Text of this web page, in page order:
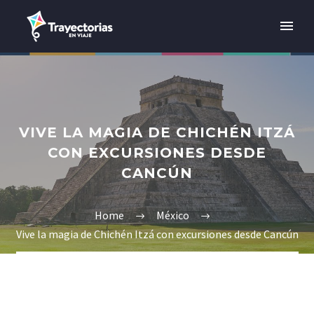
VIVE LA MAGIA DE CHICHÉN ITZÁ
CON EXCURSIONES DESDE
CANCÚN
Home
México
Vive la magia de Chichén Itzá con excursiones desde Cancún